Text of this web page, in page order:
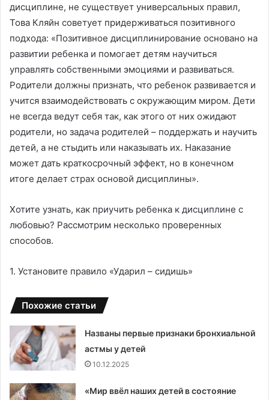
дисциплине, не существует универсальных правил,
Това Кляйн советует придерживаться позитивного
подхода: «Позитивное дисциплинирование основано на
развитии ребенка и помогает детям научиться
управлять собственными эмоциями и развиваться.
Родители должны признать, что ребенок развивается и
учится взаимодействовать с окружающим миром. Дети
не всегда ведут себя так, как этого от них ожидают
родители, но задача родителей – поддержать и научить
детей, а не стыдить или наказывать их. Наказание
может дать краткосрочный эффект, но в конечном
итоге делает страх основой дисциплины».
Хотите узнать, как приучить ребенка к дисциплине с
любовью? Рассмотрим несколько проверенных
способов.
1. Установите правило «Ударил – сидишь»
Похожие статьи
Названы первые признаки бронхиальной
астмы у детей
10.12.2025
«Мир ввёл наших детей в состояние